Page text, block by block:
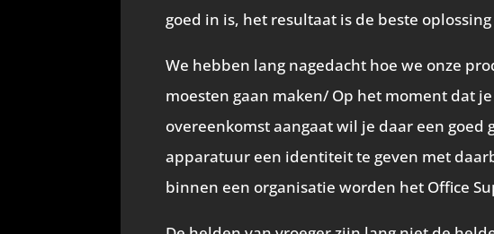
goed in is, het resultaat is de beste
We hebben lang nagedacht hoe we onze
moesten gaan maken/ Op het moment dat
overeenkomst aangaat wil je daar een goed
apparatuur een identiteit te geven met
binnen een organisatie worden het Office